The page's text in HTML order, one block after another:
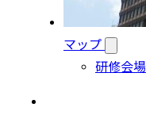
マップ
研修会場